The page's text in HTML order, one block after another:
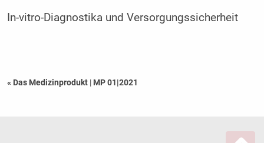
In-vitro-Diagnostika und Versorgungssicherheit
« Das Medizinprodukt | MP 01|2021